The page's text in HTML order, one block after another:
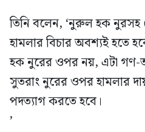
তিনি বলেন, ‘নুরুল হক নুরসহ
হামলার বিচার অবশ্যই হতে
হক নুরের ওপর নয়, এটা গণ-
সুতরাং নুরের ওপর হামলার দায়
পদত্যাগ করতে হবে।
’